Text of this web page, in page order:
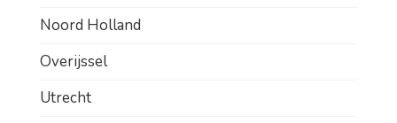
Noord Holland
Overijssel
Utrecht